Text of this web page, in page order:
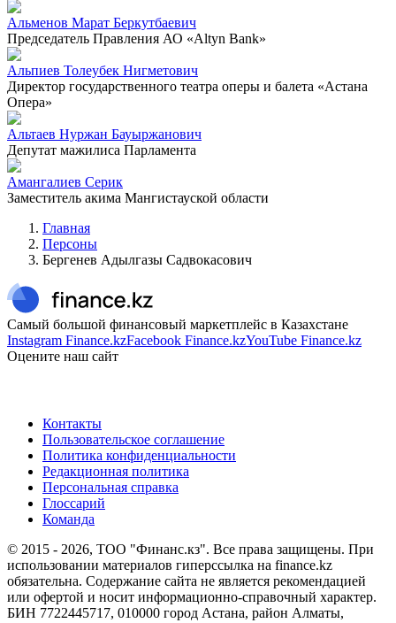
Альменов Марат Беркутбаевич
Председатель Правления АО «Altyn Bank»
Альпиев Толеубек Нигметович
Директор государственного театра оперы и балета «Астана
Опера»
Альтаев Нуржан Бауыржанович
Депутат мажилиса Парламента
Амангалиев Серик
Заместитель акима Мангистауской области
Главная
Персоны
Бергенев Адылгазы Садвокасович
Самый большой финансовый маркетплейс в Казахстане
Instagram Finance.kzFacebook Finance.kzYouTube Finance.kz
Оцените наш сайт
Контакты
Пользовательское соглашение
Политика конфиденциальности
Редакционная политика
Персональная справка
Глоссарий
Команда
© 2015 - 2026, ТОО "Финанс.кз". Все права защищены. При
использовании материалов гиперссылка на finance.kz
обязательна. Содержание сайта не является рекомендацией
или офертой и носит информационно-справочный характер.
БИН 7722445717, 010000 город Астана, район Алматы,